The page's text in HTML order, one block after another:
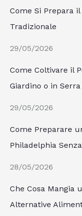
Come Si Prepara
Tradizionale
29/05/2026
Come Coltivare il
Giardino o in Serra
29/05/2026
Come Preparare
Philadelphia
28/05/2026
Che Cosa Mangia
Alternative